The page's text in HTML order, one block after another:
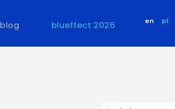
en pl
blog blueffect 2026